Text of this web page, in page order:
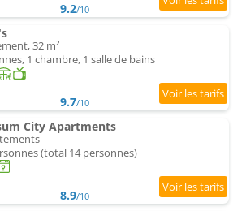
9.2/10
32 m²
1 chambre, 1 salle de bains
9.7/10
City Apartments
(total 14 personnes)
8.9/10